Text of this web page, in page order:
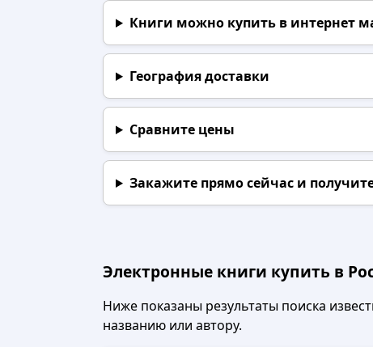
Книги можно купить в интернет
География доставки
Сравните цены
Закажите прямо сейчаси
Электронные книги купить в
Ниже показаны результаты поиска
названию или автору.